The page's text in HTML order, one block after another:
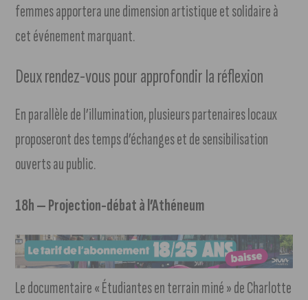
femmes apportera une dimension artistique et solidaire à
cet événement marquant.
Deux rendez-vous pour approfondir la réflexion
En parallèle de l’illumination, plusieurs partenaires locaux
proposeront des temps d’échanges et de sensibilisation
ouverts au public.
18h — Projection-débat à l’Athéneum
Le documentaire « Étudiantes en terrain miné » de Charlotte